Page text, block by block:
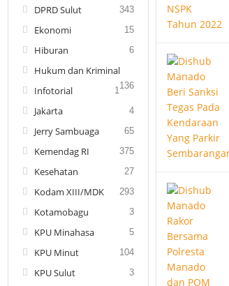
DPRD Sulut 343
Ekonomi 15
Hiburan 6
Hukum dan Kriminal
136
Infotorial 1
Jakarta 4
Jerry Sambuaga 65
Kemendag RI 375
Kesehatan 27
Kodam XIII/MDK 293
Kotamobagu 3
KPU Minahasa 5
KPU Minut 104
KPU Sulut 3